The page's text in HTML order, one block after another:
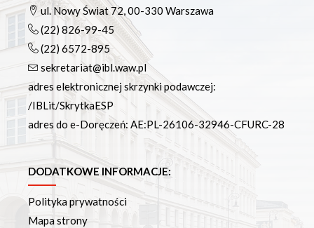
ul. Nowy Świat 72, 00-330 Warszawa
(22) 826-99-45
(22) 6572-895
sekretariat@ibl.waw.pl
adres elektronicznej skrzynki podawczej:
/IBLit/SkrytkaESP
adres do e-Doręczeń: AE:PL-26106-32946-CFURC-28
DODATKOWE INFORMACJE:
Polityka prywatności
Mapa strony